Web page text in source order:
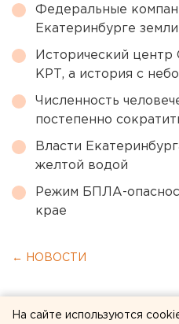
Федеральные
Екатеринбурге
Исторический центр
КРТ, а история с
Численность
постепенно
Власти
желтой водой
Режим БПЛА-
крае
← НОВОСТИ
На сайте используются